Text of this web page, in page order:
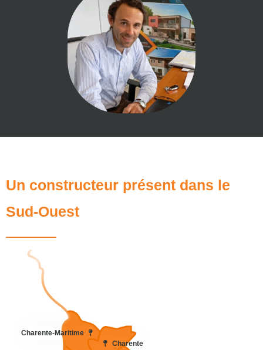
Un constructeur présent dans le
Sud-Ouest
Charente
Charente-Maritime